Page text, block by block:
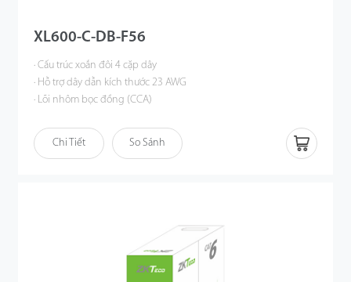
XL600-C-DB-F56
· Cấu trúc xoắn đôi 4 cặp dây
· Hỗ trợ dây dẫn kích thước 23 AWG
· Lõi nhôm bọc đồng (CCA)
· Nhiệt độ hoạt động định mức từ -20°C đến +60°C
Chi Tiết So Sánh